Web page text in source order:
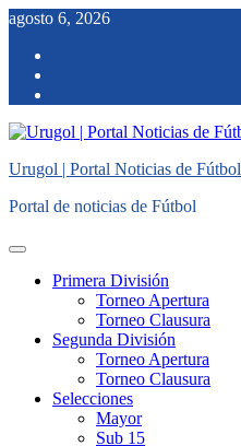
Saltar
contenido
agosto 6, 2026
Urugol | Portal Noticias de Fútbol
Portal de noticias de Fútbol
Menú
principalPrimera División
Torneo Apertura
Torneo Clausura
Segunda División
Torneo Apertura
Torneo Clausura
Selecciones
Mayor
Sub 15